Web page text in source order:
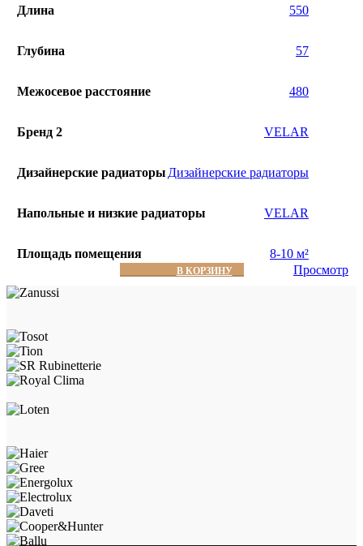
Длина 550
Глубина 57
Межосевое расстояние 480
Бренд 2 VELAR
Дизайнерские радиаторы Дизайнерские радиаторы
Напольные и низкие радиаторы VELAR
Площадь помещения 8-10 м²
В КОРЗИНУ Просмотр